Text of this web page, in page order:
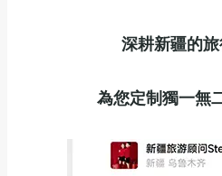
深耕新疆的
為您定制獨一無